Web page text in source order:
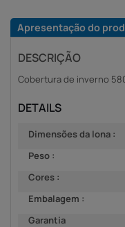
Apresentação do
DESCRIÇÃO
Cobertura de inverno
DETAILS
Dimensões da lona :
Peso :
Cores :
Embalagem :
Garantia